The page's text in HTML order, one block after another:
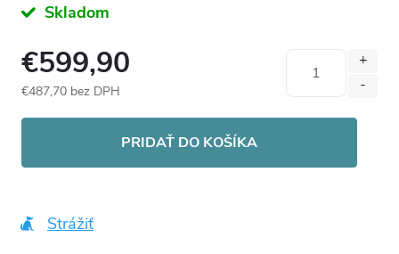
Skladom
€599,90
€487,70 bez DPH
PRIDAŤ DO KOŠÍKA
Strážiť